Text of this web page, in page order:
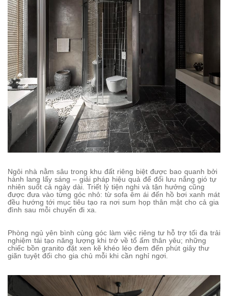
Ngôi nhà nằm sâu trong khu đất riêng biệt được bao quanh bởi
hành lang lấy sáng – giải pháp hiệu quả để đối lưu nắng gió tự
nhiên suốt cả ngày dài. Triết lý tiện nghi và tận hưởng cũng
được đưa vào từng góc nhỏ: từ sofa êm ái đến hồ bơi xanh mát
đều hướng tới mục tiêu tạo ra nơi sum họp thân mật cho cả gia
đình sau mỗi chuyến đi xa.
Phòng ngủ yên bình cùng góc làm việc riêng tư hỗ trợ tối đa trải
nghiệm tái tạo năng lượng khi trở về tổ ấm thân yêu; những
chiếc bồn granito đặt xen kẽ khéo léo đem đến phút giây thư
giãn tuyệt đối cho gia chủ mỗi khi cần nghỉ ngơi.